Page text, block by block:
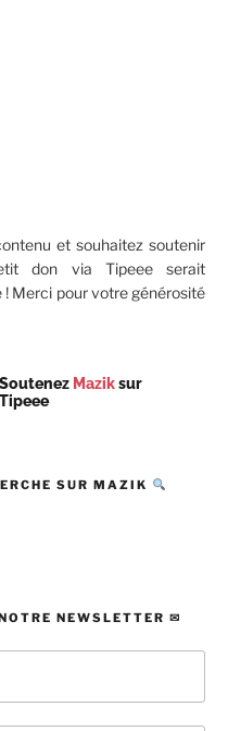
et souhaitez soutenir
don via Tipeee serait
Merci pour votre générosité
Soutenez Maziksur
Tipeee
SUR MAZIK
NEWSLETTER ✉